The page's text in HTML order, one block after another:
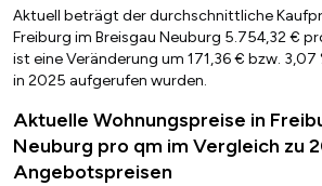
Aktuell beträgt der durchschnittliche
Freiburg im Breisgau Neuburg 5.754,32 €
ist eine Veränderung um 171,36 € bzw.
in 2025 aufgerufen wurden.
Aktuelle Wohnungspreise in
Neuburg pro qm im Vergleich zu
Angebotspreisen